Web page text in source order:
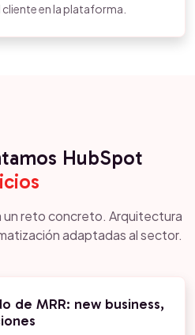
en la plataforma.
HubSpot
un reto concreto. Arquitectura
adaptadas al sector.
de MRR: new business,